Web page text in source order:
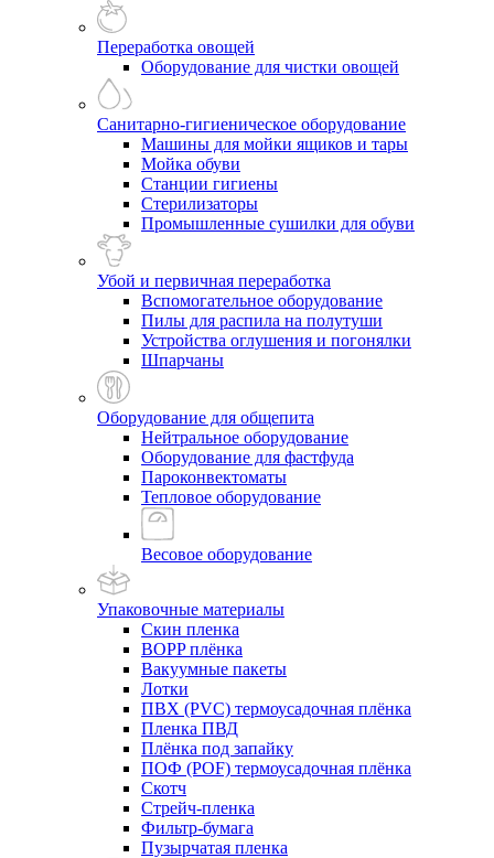
Переработка овощей
Оборудование для чистки овощей
Санитарно-гигиеническое оборудование
Машины для мойки ящиков и тары
Мойка обуви
Станции гигиены
Стерилизаторы
Промышленные сушилки для обуви
Убой и первичная переработка
Вспомогательное оборудование
Пилы для распила на полутуши
Устройства оглушения и погонялки
Шпарчаны
Оборудование для общепита
Нейтральное оборудование
Оборудование для фастфуда
Пароконвектоматы
Тепловое оборудование
Весовое оборудование
Упаковочные материалы
Скин пленка
BOPP плёнка
Вакуумные пакеты
Лотки
ПВХ (PVC) термоусадочная плёнка
Пленка ПВД
Плёнка под запайку
ПОФ (POF) термоусадочная плёнка
Скотч
Стрейч-пленка
Фильтр-бумага
Пузырчатая пленка